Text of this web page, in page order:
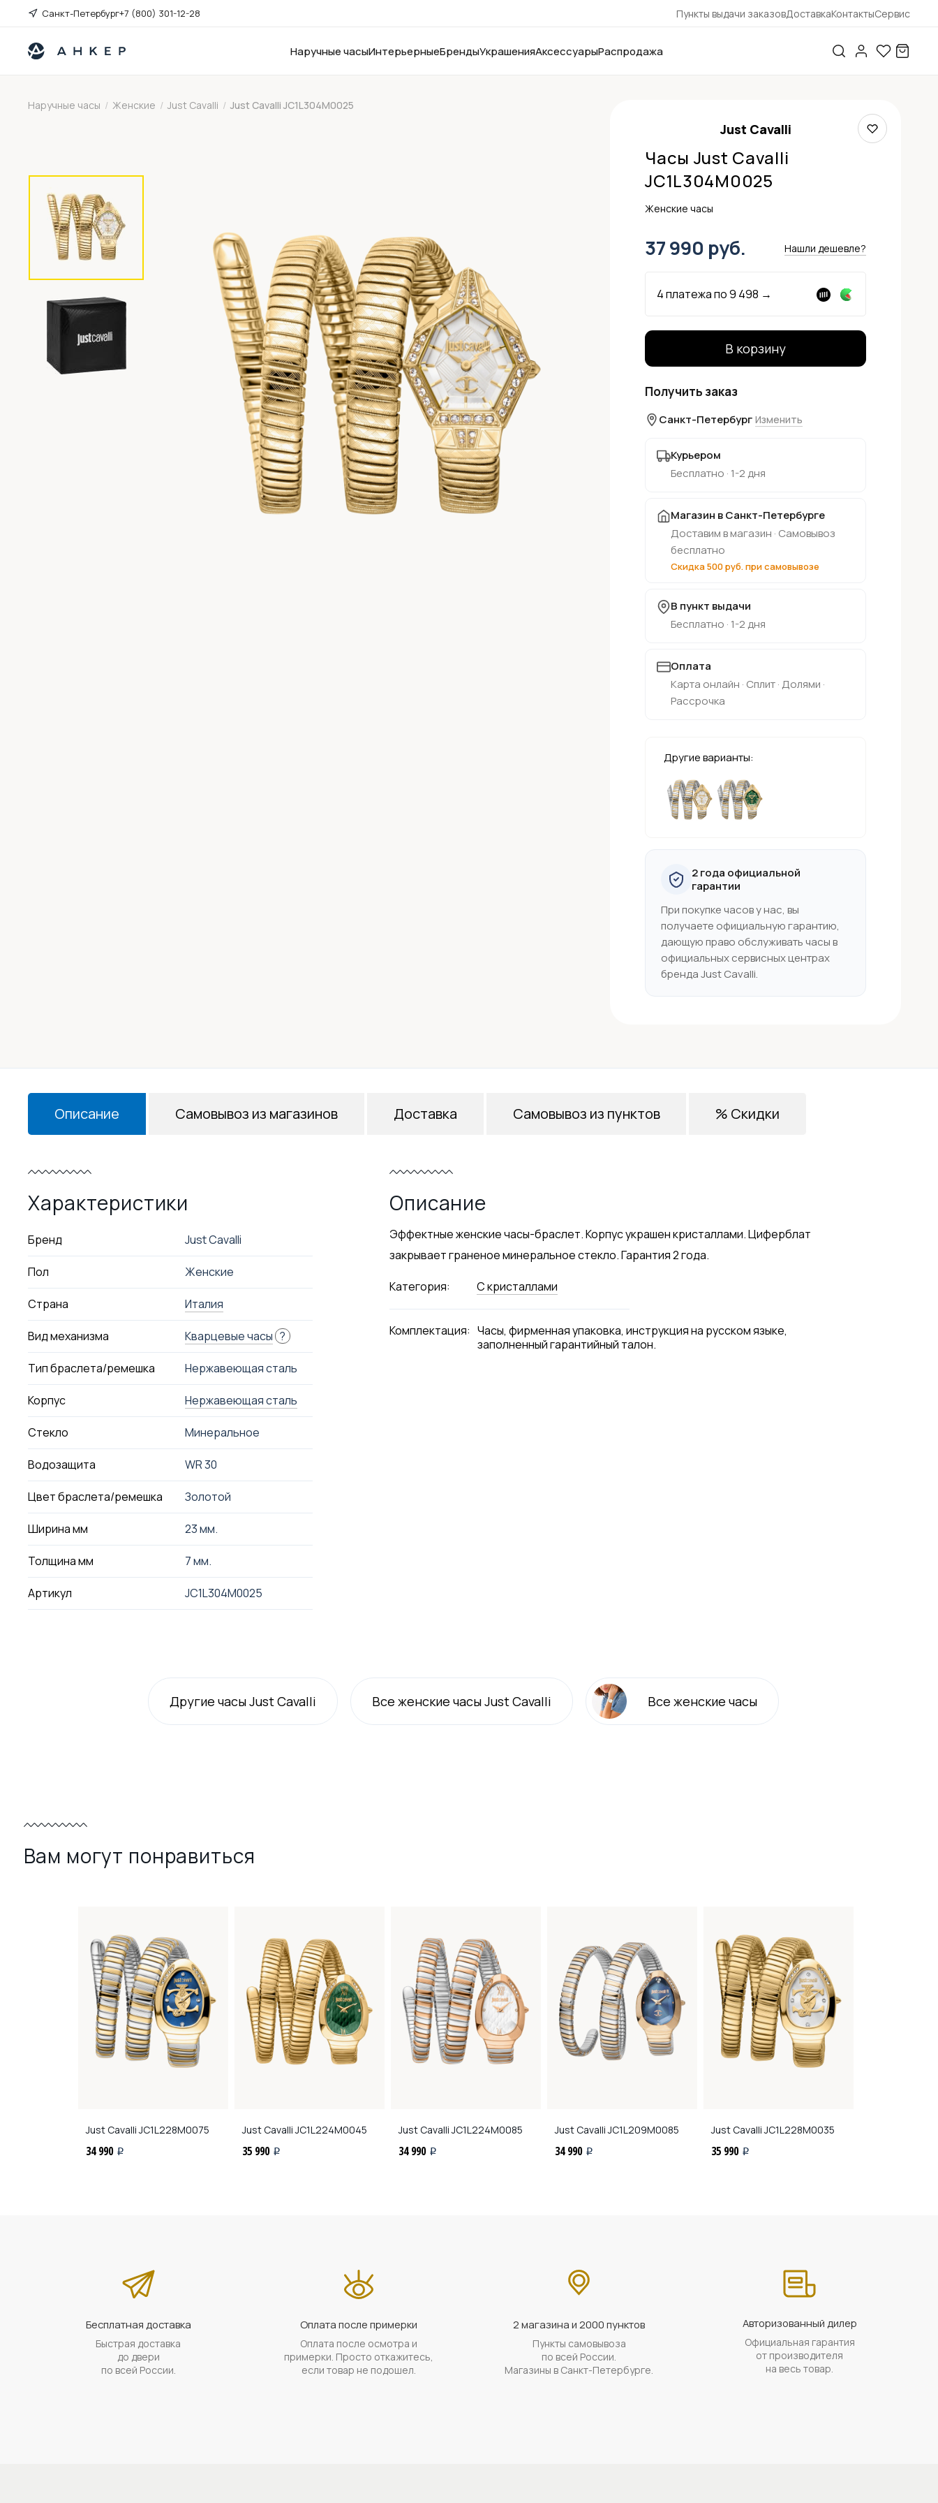
Санкт-Петербург+7 (800) 301-12-28 Пункты выдачи заказовДоставкаКонтактыСервис
Наручные часыИнтерьерныеБрендыУкрашенияАксессуарыРаспродажа
Наручные часы / Женские / Just Cavalli / Just Cavalli JC1L304M0025
Just Cavalli
Часы Just Cavalli
JC1L304M0025
Женские часы
37 990 руб. Нашли дешевле?
4 платежа по9 498 →
В корзину
Получить заказ
Санкт-Петербург Изменить
Курьером
Бесплатно · 1-2 дня
Магазин в Санкт-Петербурге
Доставим в магазин · Самовывоз
бесплатно
Скидка 500 руб. при самовывозе
В пункт выдачи
Бесплатно · 1-2 дня
Оплата
Карта онлайн · Сплит · Долями ·
Рассрочка
Другие варианты:
2 года официальной
гарантии
При покупке часов у нас, вы
получаете официальную гарантию,
дающую право обслуживать часы в
официальных сервисных центрах
бренда Just Cavalli.
Описание
Характеристики
Бренд Just Cavalli
Пол Женские
Страна Италия
Вид механизма Кварцевые часы ?
Тип браслета/ремешка Нержавеющая сталь
Корпус Нержавеющая сталь
Стекло Минеральное
Водозащита WR 30
Цвет браслета/ремешка Золотой
Ширина мм 23 мм.
Толщина мм 7 мм.
Артикул JC1L304M0025
Описание
Эффектные женские часы-браслет. Корпус украшен кристаллами. Циферблат
закрывает граненое минеральное стекло. Гарантия 2 года.
Категория: С кристаллами
Комплектация: Часы, фирменная упаковка, инструкция на русском языке,
заполненный гарантийный талон.
Самовывоз из магазинов Доставка Самовывоз из пунктов % Скидки
Другие часы Just Cavalli Всеженские часы Just Cavalli Всеженские часы
Вам могут понравиться
Just CavalliJC1L228M0075
34 990 i
Just CavalliJC1L224M0045
35 990 i
Just CavalliJC1L224M0085
34 990 i
Just CavalliJC1L209M0085
34 990 i
Just CavalliJC1L228M0035
35 990 i
Бесплатная доставка
Быстрая доставка
до двери
по всей России.
Оплата после примерки
Оплата после осмотра и
примерки. Просто откажитесь,
если товар не подошел.
2 магазина и 2000 пунктов
Пункты самовывоза
по всей России.
Магазины в Санкт-Петербурге.
Авторизованный дилер
Официальная гарантия
от производителя
на весь товар.